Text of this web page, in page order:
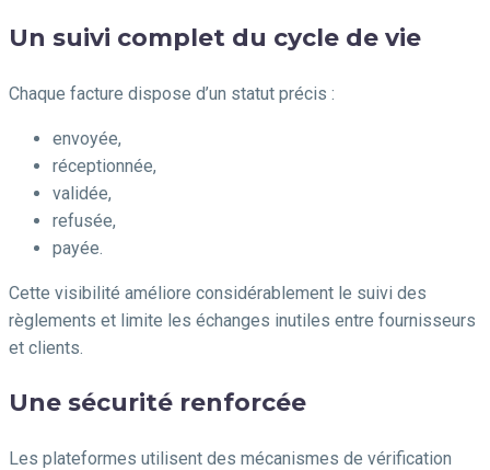
Un suivi complet du cycle de vie
Chaque facture dispose d’un statut précis :
envoyée,
réceptionnée,
validée,
refusée,
payée.
Cette visibilité améliore considérablement le suivi des
règlements et limite les échanges inutiles entre fournisseurs
et clients.
Une sécurité renforcée
Les plateformes utilisent des mécanismes de vérification